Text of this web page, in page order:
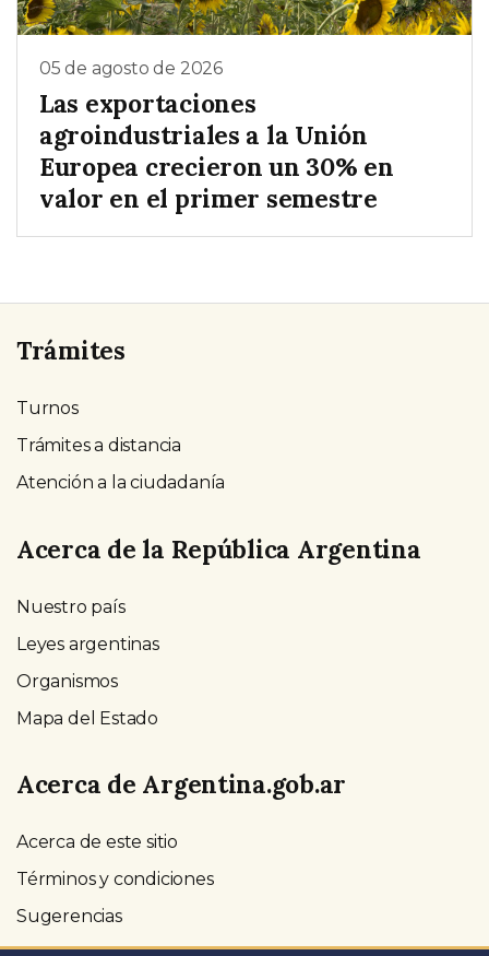
05 de agosto de 2026
Las exportaciones
agroindustriales a la Unión
Europea crecieron un 30% en
valor en el primer semestre
Trámites
Turnos
Trámites a distancia
Atención a la ciudadanía
Acerca de la República Argentina
Nuestro país
Leyes argentinas
Organismos
Mapa del Estado
Acerca de Argentina.gob.ar
Acerca de este sitio
Términos y condiciones
Sugerencias